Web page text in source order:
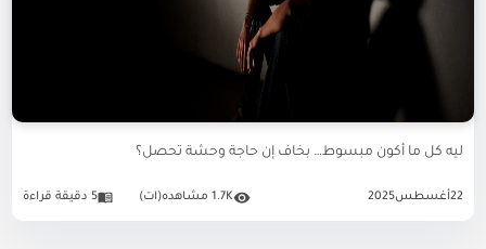
ليه كل ما أكون مبسوط… بخاف إن حاجة وحشة تحصل؟
22أغسطس2025 1.7K مشاهده(ات) 5 دقيقة قراءة